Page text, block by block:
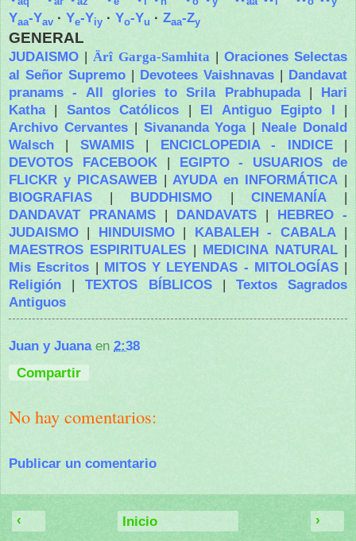
Yaa-Yav · Ye-Yiy · Yo-Yu · Zaa-Zy
GENERAL
JUDAISMO |Ärî Garga-Samhita| Oraciones Selectas
al Señor Supremo | Devotees Vaishnavas | Dandavat
pranams - All glories to Srila Prabhupada| Hari
Katha| Santos Católicos | El Antiguo Egipto I |
Archivo Cervantes| Sivananda Yoga| Neale Donald
Walsch | SWAMIS| ENCICLOPEDIA - INDICE|
DEVOTOS FACEBOOK| EGIPTO - USUARIOS de
FLICKR y PICASAWEB|AYUDA en INFORMÁTICA |
BIOGRAFIAS | BUDDHISMO | CINEMANÍA|
DANDAVAT PRANAMS | DANDAVATS | HEBREO -
JUDAISMO | HINDUISMO| KABALEH - CABALA|
MAESTROS ESPIRITUALES | MEDICINA NATURAL|
Mis Escritos | MITOS Y LEYENDAS - MITOLOGÍAS|
Religión |TEXTOS BÍBLICOS| Textos Sagrados
Antiguos
Juan y Juana en 2:38
Compartir
No hay comentarios:
Publicar un comentario
‹ ›
Inicio